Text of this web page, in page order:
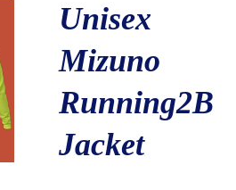
Unisex
Mizuno
Running2B
Jacket